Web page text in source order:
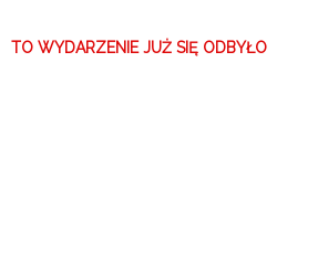
TO WYDARZENIE JUŻ SIĘ ODBYŁO